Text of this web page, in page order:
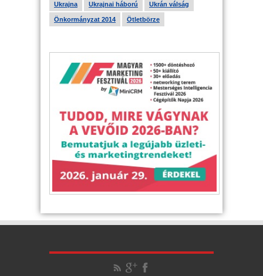
Ukrajna Ukrajnai háború Ukrán válság
Önkormányzat 2014 Ötletbörze